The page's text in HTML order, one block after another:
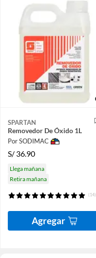
SPARTAN
Removedor De Óxido 1L
Por SODIMAC
S/ 36.90
Llega mañana
Retira mañana
(14)
Agregar